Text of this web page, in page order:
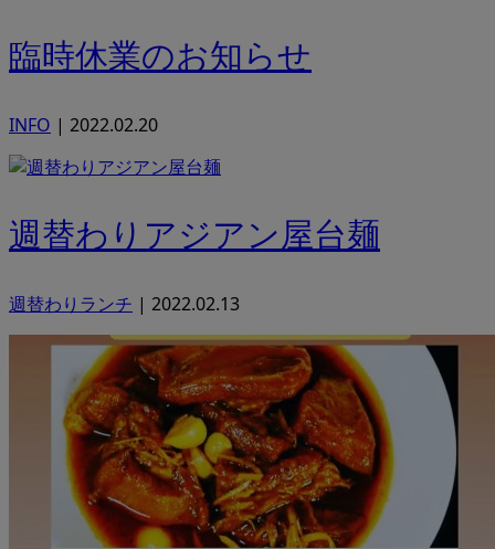
臨時休業のお知らせ
INFO | 2022.02.20
週替わりアジアン屋台麺
週替わりランチ | 2022.02.13